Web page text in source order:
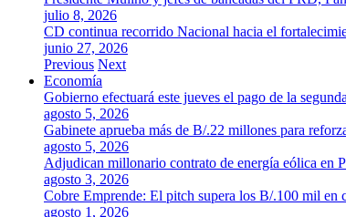
julio 8, 2026
CD continua recorrido Nacional hacia el
junio 27, 2026
Previous Next
Economía
Gobierno efectuará este jueves el pago de la
agosto 5, 2026
Gabinete aprueba más de B/.22 millones para
agosto 5, 2026
Adjudican millonario contrato de energía eólica en
agosto 3, 2026
Cobre Emprende: El pitch supera los B/.100 mil en
agosto 1, 2026